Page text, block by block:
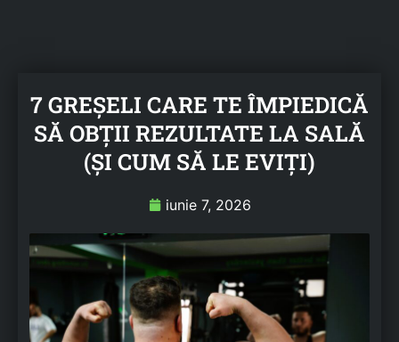
7 GREȘELI CARE TE ÎMPIEDICĂ
SĂ OBȚII REZULTATE LA SALĂ
(ȘI CUM SĂ LE EVIȚI)
iunie 7, 2026